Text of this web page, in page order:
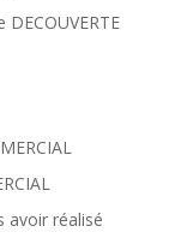
avoir réalisé